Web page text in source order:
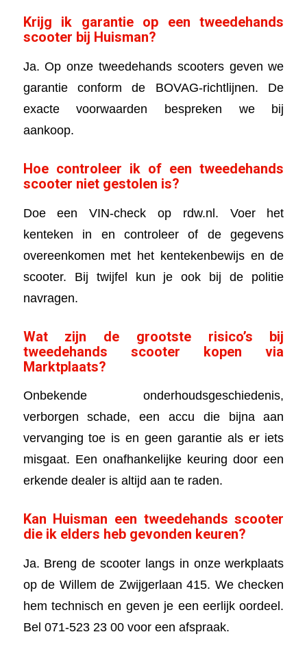
Krijg ik garantie op een tweedehands
scooter bij Huisman?
Ja. Op onze tweedehands scooters geven we
garantie conform de BOVAG-richtlijnen. De
exacte voorwaarden bespreken we bij
aankoop.
Hoe controleer ik of een tweedehands
scooter niet gestolen is?
Doe een VIN-check op rdw.nl. Voer het
kenteken in en controleer of de gegevens
overeenkomen met het kentekenbewijs en de
scooter. Bij twijfel kun je ook bij de politie
navragen.
Wat zijn de grootste risico’s bij
tweedehands scooter kopen via
Marktplaats?
Onbekende onderhoudsgeschiedenis,
verborgen schade, een accu die bijna aan
vervanging toe is en geen garantie als er iets
misgaat. Een onafhankelijke keuring door een
erkende dealer is altijd aan te raden.
Kan Huisman een tweedehands scooter
die ik elders heb gevonden keuren?
Ja. Breng de scooter langs in onze werkplaats
op de Willem de Zwijgerlaan 415. We checken
hem technisch en geven je een eerlijk oordeel.
Bel 071-523 23 00 voor een afspraak.